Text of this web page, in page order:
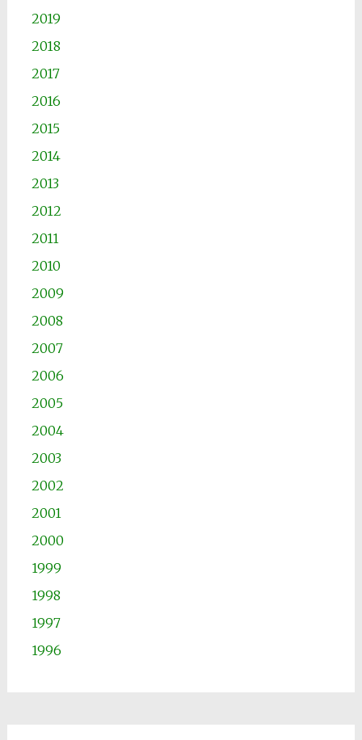
2019
2018
2017
2016
2015
2014
2013
2012
2011
2010
2009
2008
2007
2006
2005
2004
2003
2002
2001
2000
1999
1998
1997
1996